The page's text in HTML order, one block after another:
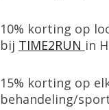
10% korting op
bij TIME2RUN in
15% korting op
behandeling/